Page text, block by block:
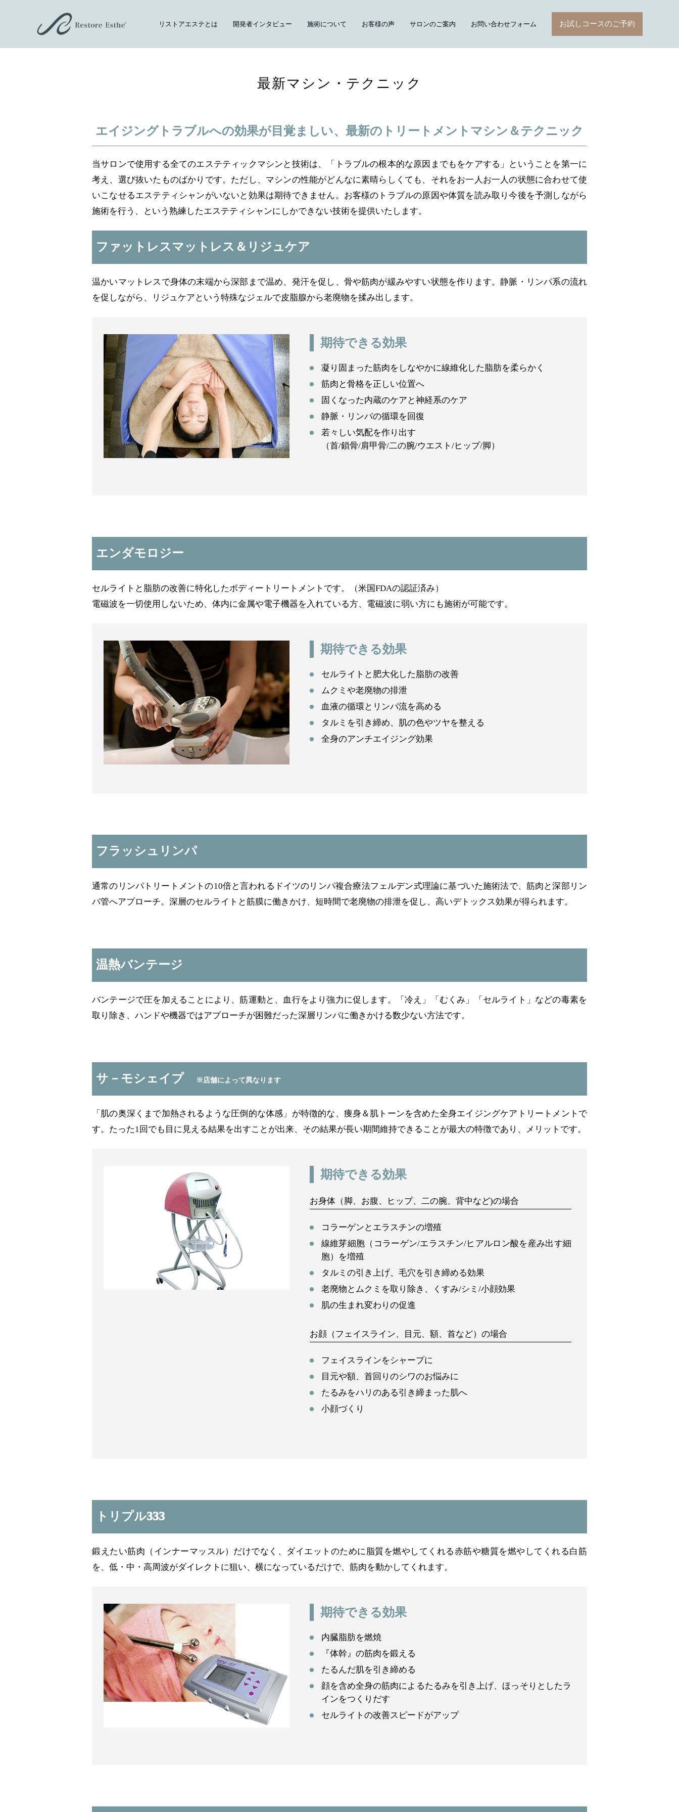
リストアエステとは 開発者インタビュー 施術について お客様の声 サロンのご案内 お問い合わせフォーム お試しコースのご予約
最新マシン・テクニック
エイジングトラブルへの効果が目覚ましい、最新の トリートメントマシン＆テクニック
当サロンで使用する全てのエステティックマシンと技術は、「トラブルの根本的な原因までもをケアする」ということを第一に
考え、選び抜いたものばかりです。 ただし、マシンの性能がどんなに素晴らしくても、それをお一人お一人の状態に合わせて使
いこなせるエステティシャンがいないと効果は期待できません。 お客様のトラブルの原因や体質を読み取り今後を予測しながら
施術を行う、という熟練したエステティシャンにしかできない技術を提供いたします。
ファットレスマットレス＆リジュケア
温かいマットレスで身体の末端から深部まで温め、発汗を促し、骨や筋肉が緩みやすい状態を作ります。静脈・リンパ系の流れ
を促しながら、リジュケアという特殊なジェルで皮脂腺から老廃物を揉み出します。
期待できる効果
凝り固まった筋肉をしなやかに線維化した脂肪を柔らかく
筋肉と骨格を正しい位置へ
固くなった内蔵のケアと神経系のケア
静脈・リンパの循環を回復
若々しい気配を作り出す
（首/鎖骨/肩甲骨/二の腕/ウエスト/ヒップ/脚）
エンダモロジー
セルライトと脂肪の改善に特化したボディートリートメントです。（米国FDAの認証済み）
電磁波を一切使用しないため、体内に金属や電子機器を入れている方、電磁波に弱い方にも施術が可能です。
期待できる効果
セルライトと肥大化した脂肪の改善
ムクミや老廃物の排泄
血液の循環とリンパ流を高める
タルミを引き締め、肌の色やツヤを整える
全身のアンチエイジング効果
フラッシュリンパ
通常のリンパトリートメントの10倍と言われるドイツのリンパ複合療法フェルデン式理論に基づいた施術法で、筋肉と深部リン
パ管へアプローチ。深層のセルライトと筋膜に働きかけ、短時間で老廃物の排泄を促し、高いデトックス効果が得られます。
温熱バンテージ
バンテージで圧を加えることにより、筋運動と、血行をより強力に促します。「冷え」「むくみ」「セルライト」などの毒素を
取り除き、ハンドや機器ではアプローチが困難だった深層リンパに働きかける数少ない方法です。
サ－モシェイプ ※店舗によって異なります
「肌の奥深くまで加熱されるような圧倒的な体感」が特徴的な、痩身＆肌トーンを含めた全身エイジングケアトリートメントで
す。 たった1回でも目に見える結果を出すことが出来、その結果が長い期間維持できることが最大の特徴であり、メリットです。
期待できる効果
お身体（脚、お腹、ヒップ、二の腕、背中など)の場合
コラーゲンとエラスチンの増殖
線維芽細胞（コラーゲン/エラスチン/ヒアルロン酸を産み出す細
胞）を増殖
タルミの引き上げ、毛穴を引き締める効果
老廃物とムクミを取り除き、くすみ/シミ/小顔効果
肌の生まれ変わりの促進
お顔（フェイスライン、目元、額、首など）の場合
フェイスラインをシャープに
目元や額、首回りのシワのお悩みに
たるみをハリのある引き締まった肌へ
小顔づくり
トリプル333
鍛えたい筋肉（インナーマッスル）だけでなく、ダイエットのために脂質を燃やしてくれる赤筋や糖質を燃やしてくれる白筋
を、低・中・高周波がダイレクトに狙い、横になっているだけで、筋肉を動かしてくれます。
期待できる効果
内臓脂肪を燃焼
『体幹』の筋肉を鍛える
たるんだ肌を引き締める
顔を含め全身の筋肉によるたるみを引き上げ、ほっそりとしたラ
インをつくりだす
セルライトの改善スピードがアップ